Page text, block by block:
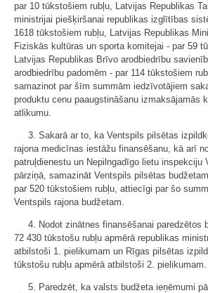
par 10 tūkstošiem rubļu, Latvijas Republikas
ministrijai piešķiršanai republikas izglītības
1618 tūkstošiem rubļu, Latvijas Republikas
Fiziskās kultūras un sporta komitejai - par 59
Latvijas Republikas Brīvo arodbiedrību
arodbiedrību padomēm - par 114 tūkstošiem
samazinot par šīm summām iedzīvotājiem
produktu cenu paaugstināšanu izmaksājamās
atlikumu.
3. Sakarā ar to, ka Ventspils pilsētas
rajona medicīnas iestāžu finansēšanu, kā arī
patruļdienestu un Nepilngadīgo lietu inspekciju
pārziņā, samazināt Ventspils pilsētas
par 520 tūkstošiem rubļu, attiecīgi par šo
Ventspils rajona budžetam.
4. Nodot zinātnes finansēšanai paredzētos
72 430 tūkstošu rubļu apmērā republikas
atbilstoši 1. pielikumam un Rīgas pilsētas
tūkstošu rubļu apmērā atbilstoši 2. pielikumam.
5. Paredzēt, ka valsts budžeta ieņēmumi